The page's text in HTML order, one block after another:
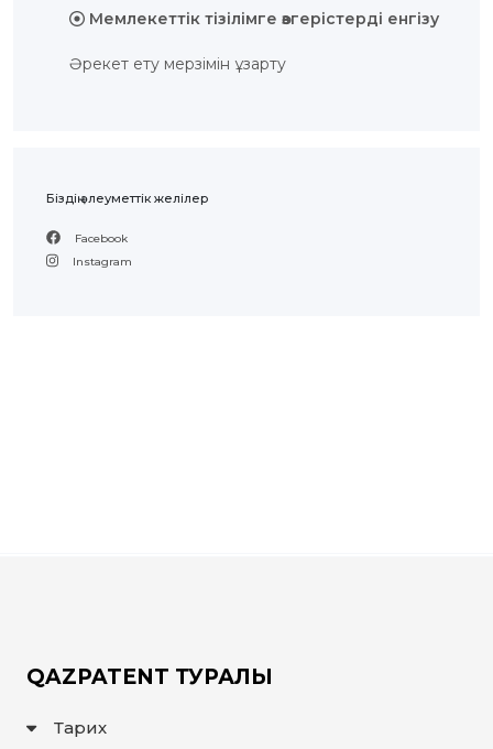
Мемлекеттік тізілімге өзгерістерді енгізу
Әрекет ету мерзімін ұзарту
Біздің әлеуметтік желілер
Facebook
Instagram
QAZPATENT ТУРАЛЫ
Тарих